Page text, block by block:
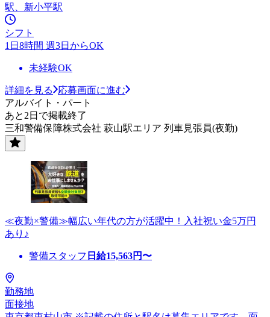
駅、新小平駅
シフト
1日8時間 週3日からOK
未経験OK
詳細を見る
応募画面に進む
アルバイト・パート
あと2日で掲載終了
三和警備保障株式会社 萩山駅エリア 列車見張員(夜勤)
≪夜勤×警備≫幅広い年代の方が活躍中！入社祝い金5万円
あり♪
警備スタッフ 日給15,563円〜
勤務地
面接地